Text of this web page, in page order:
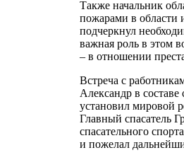
Также начальник
пожарами в области
подчеркнул
важная роль в этом
– в отношении
Встреча с
Александр в
установил мировой
Главный спасатель
спасательного
и пожелал